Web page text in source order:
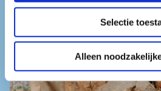
Selectie
Alleen